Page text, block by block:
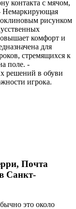
контакта с мячом,
Немаркирующая
рисунком
комфорт и
для
стремящихся к
поле. -
решений в обуви
игрока.
Почта
Санкт-
это около